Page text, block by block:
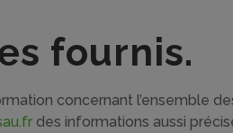
fournis.
concernant l’ensemble
des informations aussi